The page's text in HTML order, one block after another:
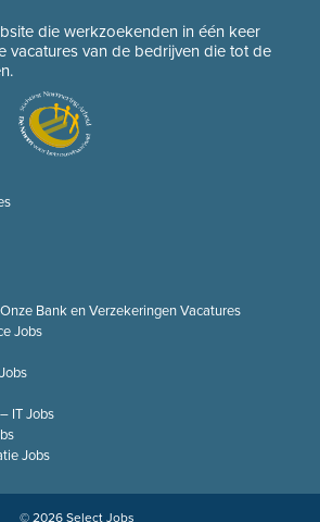
die werkzoekenden in één keer
vacatures van de bedrijven die tot de
Bank en Verzekeringen Vacatures
Jobs
IT Jobs
Jobs
© 2026 Select Jobs